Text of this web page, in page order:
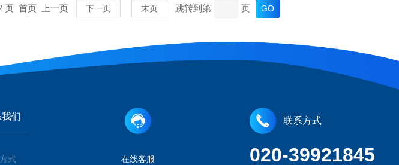
页 首页 上一页 下一页 末页 跳转到第 页
们
式 在线客服
联系方式
020-39921845